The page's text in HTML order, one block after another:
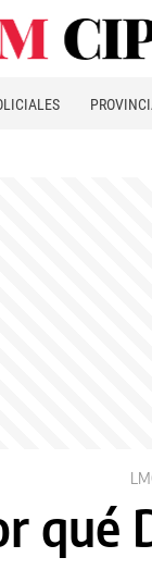
qué